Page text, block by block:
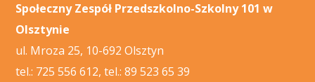
Społeczny Zespół Przedszkolno-Szkolny 101 w
Olsztynie
ul. Mroza 25, 10-692 Olsztyn
tel.: 725 556 612, tel.: 89 523 65 39